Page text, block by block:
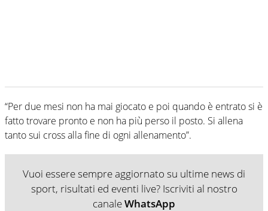
“Per due mesi non ha mai giocato e poi quando è entrato si è
fatto trovare pronto e non ha più perso il posto. Si allena
tanto sui cross alla fine di ogni allenamento”.
Vuoi essere sempre aggiornato su ultime news di
sport, risultati ed eventi live? Iscriviti al nostro
canaleWhatsApp